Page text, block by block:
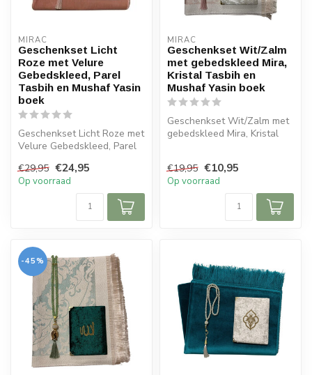
MIRAC
Geschenkset Licht
Roze met Velure
Gebedskleed, Parel
Tasbih en Mushaf Yasin
boek
Geschenkset Licht Roze met
Velure Gebedskleed, Parel
boek...
€29,95 €24,95
Op voorraad
MIRAC
Geschenkset Wit/Zalm
met gebedskleed Mira,
Kristal Tasbih en
Mushaf Yasin boek
Geschenkset Wit/Zalm met
gebedskleed Mira, Kristal
€19,95 €10,95
Op voorraad
-45%